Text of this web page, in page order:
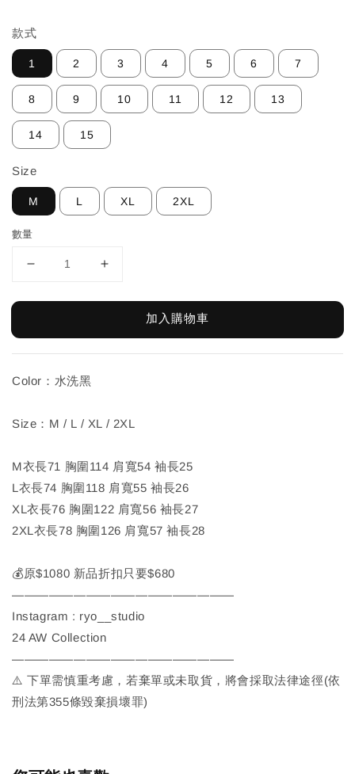
款式
1 2 3 4 5 6 7
8 9 10 11 12 13
14 15
Size
M L XL 2XL
數量
加入購物車
Color：水洗黑
Size：M / L / XL / 2XL
M衣長71 胸圍114 肩寬54 袖長25
L衣長74 胸圍118 肩寬55 袖長26
XL衣長76 胸圍122 肩寬56 袖長27
2XL衣長78 胸圍126 肩寬57 袖長28
💰原$1080 新品折扣只要$680
——————————————————
Instagram : ryo__studio
24 AW Collection
——————————————————
⚠️ 下單需慎重考慮，若棄單或未取貨，將會採取法律途徑(依
刑法第355條毀棄損壞罪)